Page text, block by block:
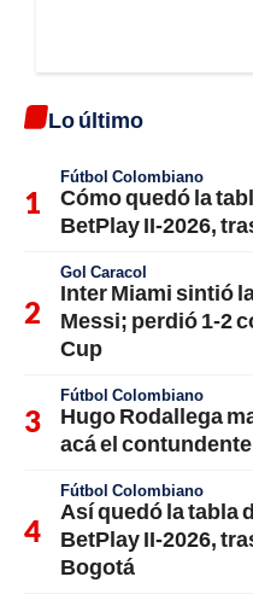
Lo último
Fútbol Colombiano
Cómo quedó la
BetPlay II-2026,
Gol Caracol
Inter Miami sintió
Messi; perdió 1-2
Cup
Fútbol Colombiano
Hugo Rodallega
acá el
Fútbol Colombiano
Así quedó la tabla
BetPlay II-2026,
Bogotá